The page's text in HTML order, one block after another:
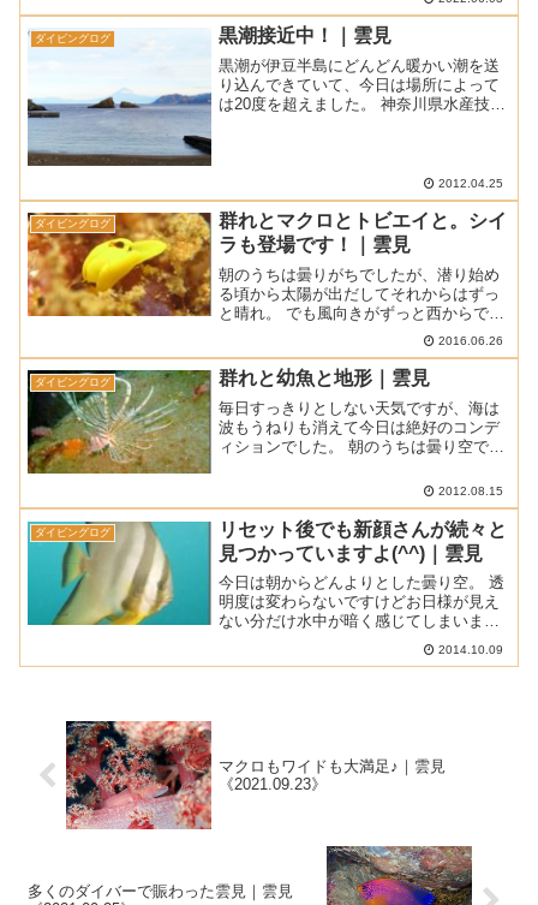
気 温 ： 2...
ダイビングログ 黒潮接近中！｜雲見
黒潮が伊豆半島にどんどん暖かい潮を送
り込んできていて、今日は場所によって
は20度を超えました。 神奈川県水産技術
2012.04.25
ダイビングログ
群れとマクロとトビエイと。シイ
ラも登場です！｜雲見
朝のうちは曇りがちでしたが、潜り始め
る頃から太陽が出だしてそれからはずっ
と晴れ。 でも風向きがずっと西からでし
たので沖の方は白波が立って、昨日から
のうねりも弱いながら残っていました。
湾内でのエントリー/エキジットに限定さ
れましたが、潜って...
2016.06.26
ダイビングログ 群れと幼魚と地形｜雲見
毎日すっきりとしない天気ですが、海は
波もうねりも消えて今日は絶好のコンデ
ィションでした。 朝のうちは曇り空でし
グ日和となりました。 波止場はダイバー
がいっぱい。トップシーズンですから
ね。 ■ 天気 曇り一...
2012.08.15
ダイビングログ
リセット後でも新顔さんが続々と
見つかっていますよ(^^)｜雲見
今日は朝からどんよりとした曇り空。 透
明度は変わらないですけどお日様が見え
ない分だけ水中が暗く感じてしまいます
ね。 ■ 天気 ： 曇り ■ 気温 ： 24℃ ■ 水
温 ： 22.5～23℃ ■ 透明度 ： 8～10ｍ ■
2014.10.09
マクロもワイドも大満足♪｜雲見
《2021.09.23》
多くのダイバーで賑わった雲見｜雲見